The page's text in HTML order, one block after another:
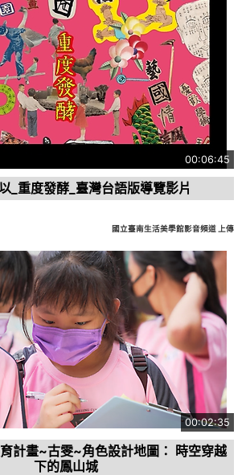
00:06:45
_重度發酵_臺灣台語版導覽影片
國立臺南生活美學館影音頻道 上傳
00:02:35
計畫~古雯~角色設計地圖： 時空穿越
下的鳳山城